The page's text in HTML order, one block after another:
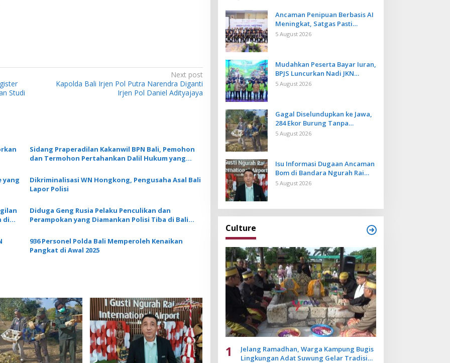
Studi
Next post
Kapolda Bali Irjen Pol Putra Narendra Diganti
Irjen Pol Daniel Adityajaya
Sidang Praperadilan Kakanwil BPN Bali, Pemohon
dan Termohon Pertahankan Dalil Hukum yang
yang
Dikriminalisasi WN Hongkong, Pengusaha Asal Bali
Lapor Polisi
di
Diduga Geng Rusia Pelaku Penculikan dan
Perampokan yang Diamankan Polisi Tiba di Bali
936 Personel Polda Bali Memperoleh Kenaikan
Pangkat di Awal 2025
Ancaman Penipuan Berbasis AI
Meningkat, Satgas Pasti
Perkuat Penindakan dan
5 August 2026
Mudahkan Peserta Bayar Iuran,
BPJS Luncurkan Nadi JKN
dengan Mekanisme Menabung
5 August 2026
Gagal Diselundupkan ke Jawa,
284 Ekor Burung Tanpa
Dokumen Dilepasliarkan Cegah
5 August 2026
Isu Informasi Dugaan Ancaman
Bom di Bandara Ngurah Rai
Bali Tidak Benar, Operasional
5 August 2026
Culture
1
Jelang Ramadhan, Warga Kampung Bugis
Lingkungan Adat Suwung Gelar Tradisi